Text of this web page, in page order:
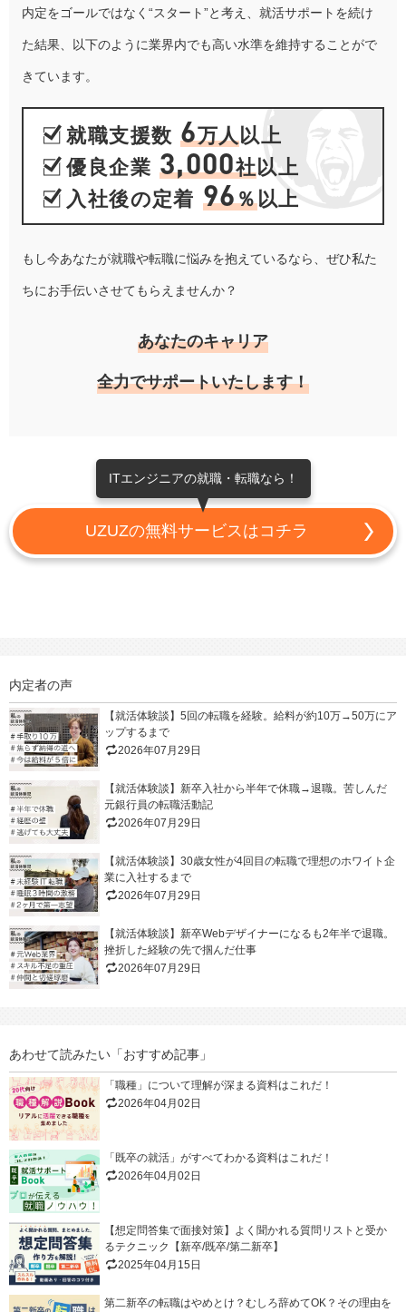
内定をゴールではなく“スタート”と考え、就活サポートを続け
た結果、以下のように業界内でも高い水準を維持することがで
きています。
就職支援数 6万人以上
優良企業 3,000社以上
入社後の定着 96％以上
もし今あなたが就職や転職に悩みを抱えているなら、ぜひ私た
ちにお手伝いさせてもらえませんか？
あなたのキャリア
全力でサポートいたします！
ITエンジニアの就職・転職なら！
UZUZの無料サービスはコチラ
内定者の声
【就活体験談】5回の転職を経験。給料が約10万→50万にア
ップするまで
2026年07月29日
【就活体験談】新卒入社から半年で休職→退職。苦しんだ
元銀行員の転職活動記
2026年07月29日
【就活体験談】30歳女性が4回目の転職で理想のホワイト企
業に入社するまで
2026年07月29日
【就活体験談】新卒Webデザイナーになるも2年半で退職。
挫折した経験の先で掴んだ仕事
2026年07月29日
あわせて読みたい「おすすめ記事」
「職種」について理解が深まる資料はこれだ！
2026年04月02日
「既卒の就活」がすべてわかる資料はこれだ！
2026年04月02日
【想定問答集で面接対策】よく聞かれる質問リストと受か
るテクニック【新卒/既卒/第二新卒】
2025年04月15日
第二新卒の転職はやめとけ？むしろ辞めてOK？その理由を